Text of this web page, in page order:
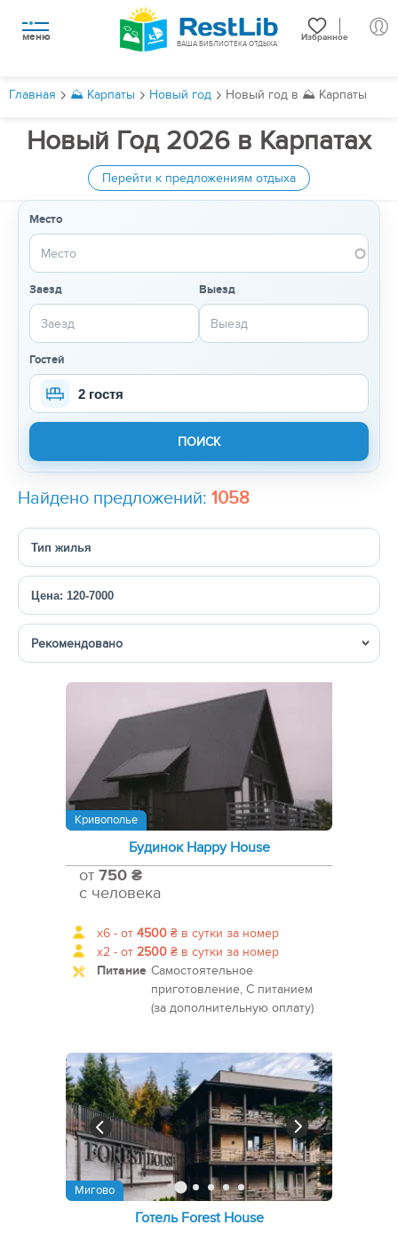
меню Избранное
ВАША БИБЛИОТЕКА ОТДЫХА
Главная ⛰️ Карпаты Новый год Новый год в ⛰️ Карпаты
Новый Год 2026 в Карпатах
Перейти к предложениям отдыха
Место
Заезд Выезд
Гостей
2 гостя
Найдено предложений: 1058
Тип жилья
Цена: 120-7000
Сортировка
Кривополье
Будинок Happy House
от 750 ₴
с человека
x6 - от 4500 ₴ в сутки за номер
x2 - от 2500 ₴ в сутки за номер
Питание Самостоятельное
приготовление, С питанием
(за дополнительную оплату)
Мигово
Готель Forest House